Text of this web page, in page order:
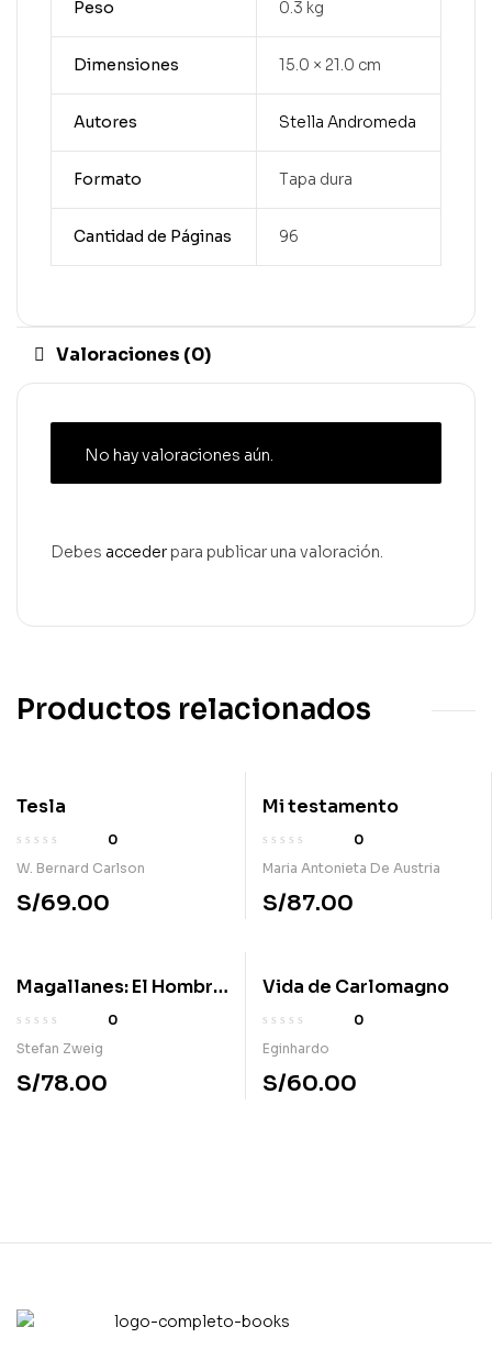
Peso 0.3 kg
Dimensiones 15.0 × 21.0 cm
Autores Stella Andromeda
Formato Tapa dura
Cantidad de Páginas 96
Valoraciones (0)
No hay valoraciones aún.
Debes acceder para publicar una valoración.
Productos relacionados
Tesla
0
W. Bernard Carlson
S/69.00
Mi testamento
0
Maria Antonieta De Austria
S/87.00
Magallanes: El Hombre
y su Gesta0
Stefan Zweig
S/78.00
Vida de Carlomagno
0
Eginhardo
S/60.00